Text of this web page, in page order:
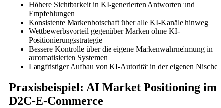
Höhere Sichtbarkeit in KI-generierten Antworten und
Empfehlungen
Konsistente Markenbotschaft über alle KI-Kanäle hinweg
Wettbewerbsvorteil gegenüber Marken ohne KI-
Positionierungsstrategie
Bessere Kontrolle über die eigene Markenwahrnehmung in
automatisierten Systemen
Langfristiger Aufbau von KI-Autorität in der eigenen Nische
Praxisbeispiel: AI Market Positioning im
D2C-E-Commerce